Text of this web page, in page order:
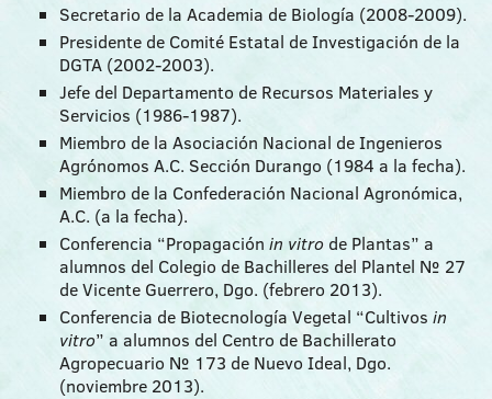
Secretario de la Academia de Biología (2008-2009).
Presidente de Comité Estatal de Investigación de la
DGTA (2002-2003).
Jefe del Departamento de Recursos Materiales y
Servicios (1986-1987).
Miembro de la Asociación Nacional de Ingenieros
Agrónomos A.C. Sección Durango (1984 a la fecha).
Miembro de la Confederación Nacional Agronómica,
A.C. (a la fecha).
Conferencia “Propagación in vitro de Plantas” a
alumnos del Colegio de Bachilleres del Plantel № 27
de Vicente Guerrero, Dgo. (febrero 2013).
Conferencia de Biotecnología Vegetal “Cultivos in
vitro” a alumnos del Centro de Bachillerato
Agropecuario № 173 de Nuevo Ideal, Dgo.
(noviembre 2013).